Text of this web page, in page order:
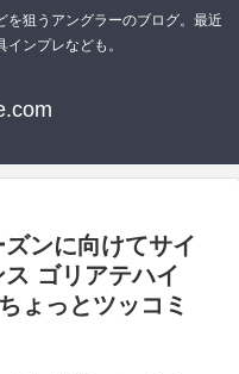
を狙うアングラーのブログ。最近
ンプレなども。
ンに向けてサイ
ゴリアテハイ
ょっとツッコミ